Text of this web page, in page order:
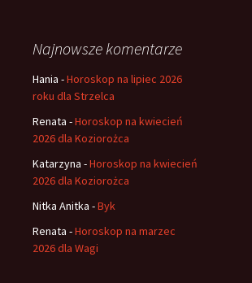
Najnowsze komentarze
Hania -Horoskop na lipiec 2026
roku dla Strzelca
Renata -Horoskop na kwiecień
2026 dla Koziorożca
Katarzyna -Horoskop na kwiecień
2026 dla Koziorożca
Nitka Anitka -Byk
Renata -Horoskop na marzec
2026 dla Wagi